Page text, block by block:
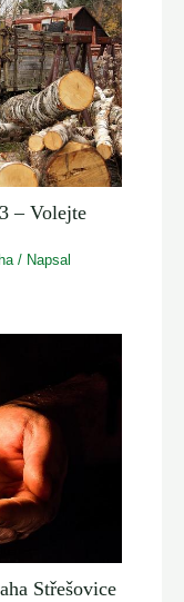
– Volejte
/ Napsal
Střešovice